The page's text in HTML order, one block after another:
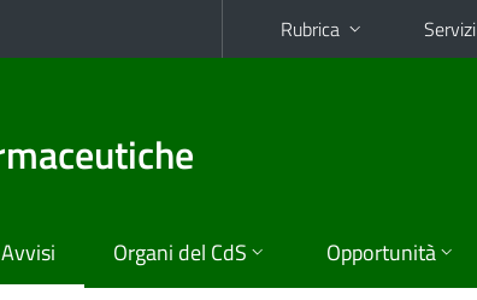
Rubrica Servizi
Avvisi Organi del CdS Opportunità